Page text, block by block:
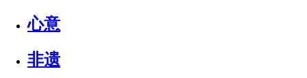
心意
非遗